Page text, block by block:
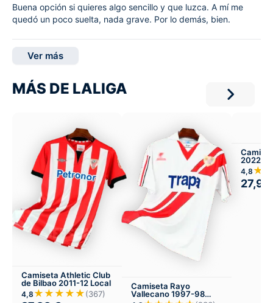
Buena opción si quieres algo sencillo y que luzca. A mí me
quedó un poco suelta, nada grave. Por lo demás, bien.
Ver más
MÁS DE LALIGA
Camiseta Athletic Club
de Bilbao 2011-12 Local
4,8 ★★★★★(367)
Camiseta Rayo
Vallecano 1997-98
2022
4,8
27,99